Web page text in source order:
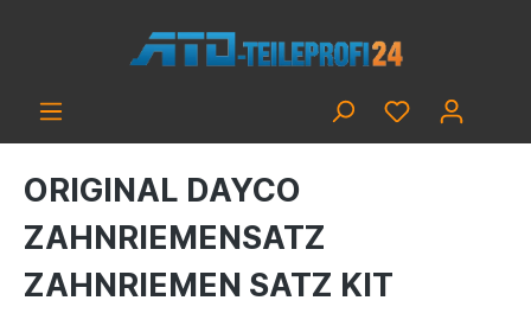
ORIGINAL DAYCO
ZAHNRIEMENSATZ
ZAHNRIEMEN SATZ KIT